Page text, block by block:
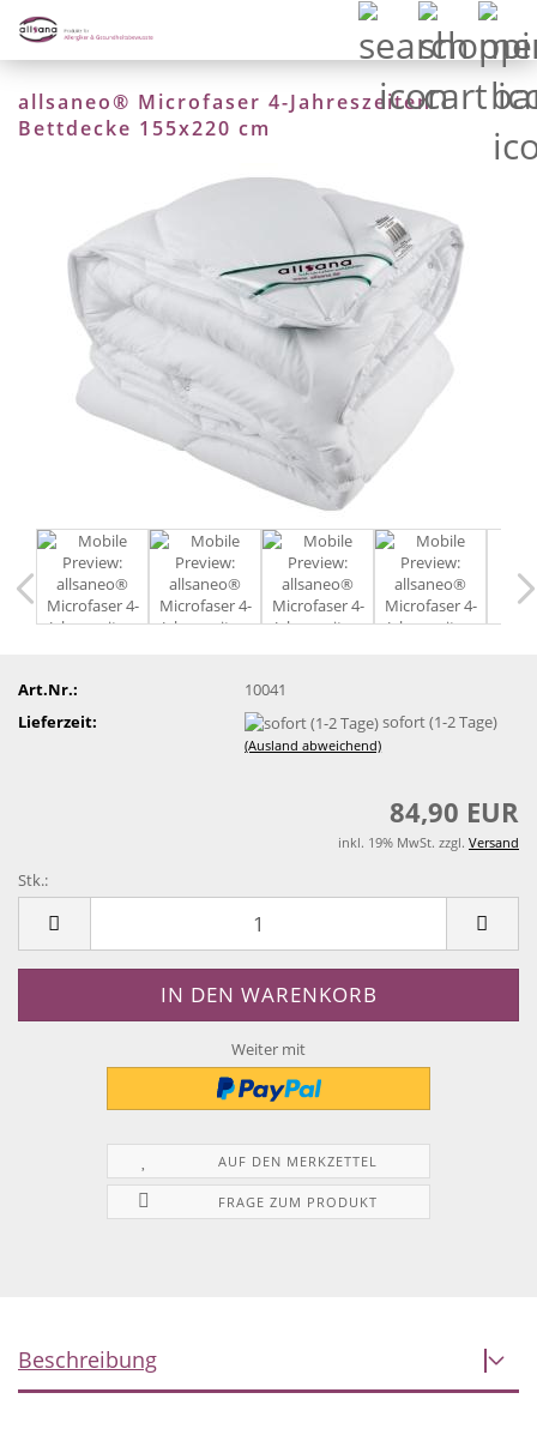
allsaneo® Microfaser 4-Jahreszeiten
Bettdecke 155x220 cm
Art.Nr.:
10041
Lieferzeit:
sofort (1-2 Tage)
(Ausland abweichend)
84,90 EUR
inkl. 19% MwSt. zzgl. Versand
Stk.:
Weiter mit
AUF DEN MERKZETTEL
FRAGE ZUM PRODUKT
Beschreibung